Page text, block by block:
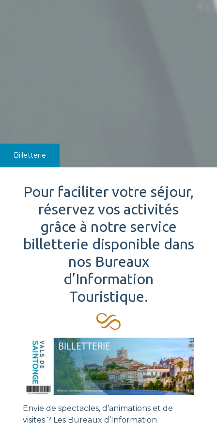
Billetterie
Pour faciliter votre séjour,
réservez vos activités
grâce à notre service
billetterie disponible dans
nos Bureaux
d’Information
Touristique.
Envie de spectacles, d’animations et de
visites ? Les Bureaux d’Information